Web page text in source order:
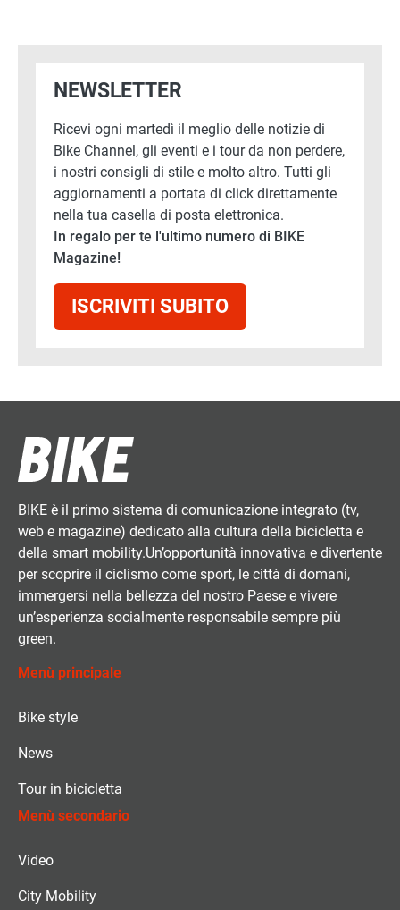
NEWSLETTER
Ricevi ogni martedì il meglio delle notizie di
Bike Channel, gli eventi e i tour da non perdere,
i nostri consigli di stile e molto altro. Tutti gli
aggiornamenti a portata di click direttamente
nella tua casella di posta elettronica.
In regalo per te l'ultimo numero di BIKE
Magazine!
ISCRIVITI SUBITO
BIKE è il primo sistema di comunicazione integrato (tv,
web e magazine) dedicato alla cultura della bicicletta e
della smart mobility.Un’opportunità innovativa e divertente
per scoprire il ciclismo come sport, le città di domani,
immergersi nella bellezza del nostro Paese e vivere
un’esperienza socialmente responsabile sempre più
green.
Menù principale
Bike style
News
Tour in bicicletta
Menù secondario
Video
City Mobility